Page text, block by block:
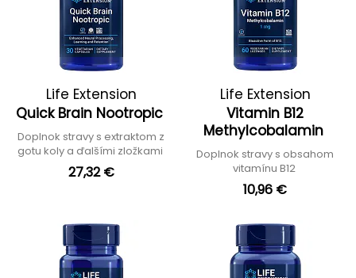
Life Extension
Quick Brain Nootropic
Doplnok stravy s extraktom z
gotu koly a ďalšími zložkami
27,32 €
Life Extension
Vitamin B12
Methylcobalamin
Doplnok stravy s obsahom
vitamínu B12
10,96 €